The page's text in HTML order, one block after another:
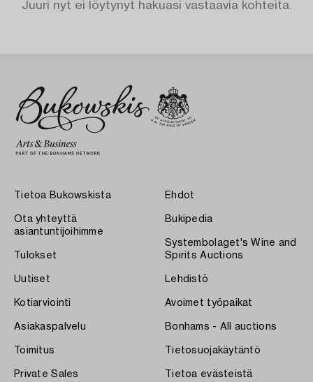
Juuri nyt ei löytynyt hakuasi vastaavia kohteita.
Tietoa Bukowskista
Ota yhteyttä
asiantuntijoihimme
Tulokset
Uutiset
Kotiarviointi
Asiakaspalvelu
Toimitus
Private Sales
Ehdot
Bukipedia
Systembolaget's Wine and
Spirits Auctions
Lehdistö
Avoimet työpaikat
Bonhams - All auctions
Tietosuojakäytäntö
Tietoa evästeistä